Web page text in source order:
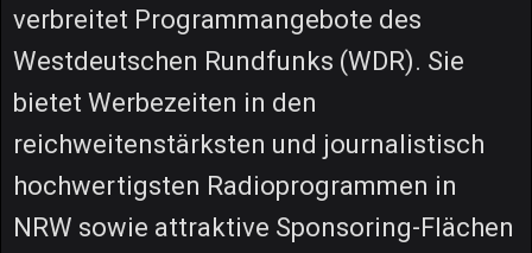
verbreitet Programmangebote des
Westdeutschen Rundfunks (WDR). Sie
bietet Werbezeiten in den
reichweitenstärksten und journalistisch
hochwertigsten Radioprogrammen in
NRW sowie attraktive Sponsoring-Flächen